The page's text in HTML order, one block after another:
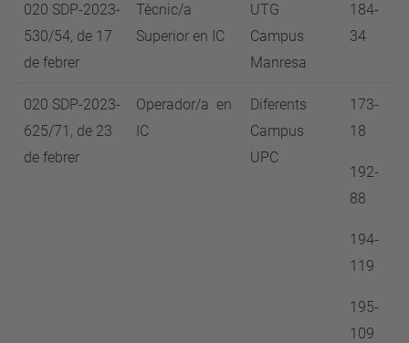
020 SDP-2023-
530/54, de 17
de febrer
Tècnic/a
Superior en IC
UTG
Campus
Manresa
184-
34
020 SDP-2023-
625/71, de 23
de febrer
Operador/a en
IC
Diferents
Campus
UPC
173-
18
192-
88
194-
119
195-
109